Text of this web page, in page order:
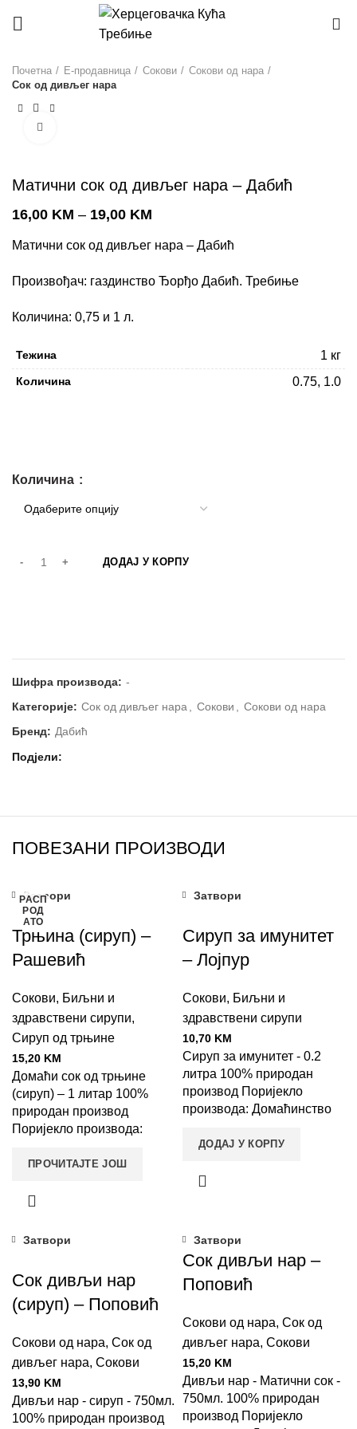
Почетна Е-продавница Сокови
Сокови од нара
Сок од дивљег нара
Матични сок од дивљег нара – Дабић
16,00 KM – 19,00 KM
Матични сок од дивљег нара – Дабић
Произвођач: газдинство Ђорђо Дабић. Требиње
Количина: 0,75 и 1 л.
Тежина 1 кг
Количина 0.75, 1.0
Количина
ДОДАЈ У КОРПУ
Шифра производа: -
Категорије: Сок од дивљег нара Сокови
Сокови од нара
Бренд: Дабић
Подјели
ПОВЕЗАНИ ПРОИЗВОДИ
РАСП
РОД
АТО
Затвори
Трњина (сируп) –
Рашевић
Сокови, Биљни и
здравствени сирупи,
Сируп од трњине
15,20 KM
Домаћи сок од трњине
(сируп) – 1 литар 100%
природан производ
Поријекло производа:
село Цицина
ПРОЧИТАЈТЕ ЈОШ
Затвори
Сируп за имунитет
– Лојпур
Сокови, Биљни и
здравствени сирупи
10,70 KM
Сируп за имунитет - 0.2
литра 100% природан
производ Поријекло
производа: Домаћинство
ДОДАЈ У КОРПУ
Затвори
Сок дивљи нар
(сируп) – Поповић
Сокови од нара, Сок од
дивљег нара, Сокови
13,90 KM
Дивљи нар - сируп - 750мл.
100% природан производ
Затвори
Сок дивљи нар –
Поповић
Сокови од нара, Сок од
дивљег нара, Сокови
15,20 KM
Дивљи нар - Матични сок -
750мл. 100% природан
производ Поријекло